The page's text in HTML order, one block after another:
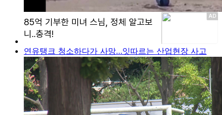
연유탱크 청소하다가 사망…잇따르는 산업현장 사고